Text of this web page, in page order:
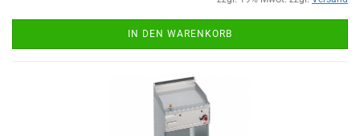
IN DEN WARENKORB